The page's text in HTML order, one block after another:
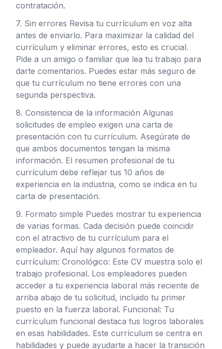
contratación.
7. Sin errores Revisa tu currículum en voz alta
antes de enviarlo. Para maximizar la calidad del
currículum y eliminar errores, esto es crucial.
Pide a un amigo o familiar que lea tu trabajo para
darte comentarios. Puedes estar más seguro de
que tu currículum no tiene errores con una
segunda perspectiva.
8. Consistencia de la información Algunas
solicitudes de empleo exigen una carta de
presentación con tu currículum. Asegúrate de
que ambos documentos tengan la misma
información. El resumen profesional de tu
currículum debe reflejar tus 10 años de
experiencia en la industria, como se indica en tu
carta de presentación.
9. Formato simple Puedes mostrar tu experiencia
de varias formas. Cada decisión puede coincidir
con el atractivo de tu currículum para el
empleador. Aquí hay algunos formatos de
currículum: Cronológico: Este CV muestra solo el
trabajo profesional. Los empleadores pueden
acceder a tu experiencia laboral más reciente de
arriba abajo de tu solicitud, incluido tu primer
puesto en la fuerza laboral. Funcional: Tu
currículum funcional destaca tus logros laborales
en esas habilidades. Este currículum se centra en
habilidades y puede ayudarte a hacer la transición